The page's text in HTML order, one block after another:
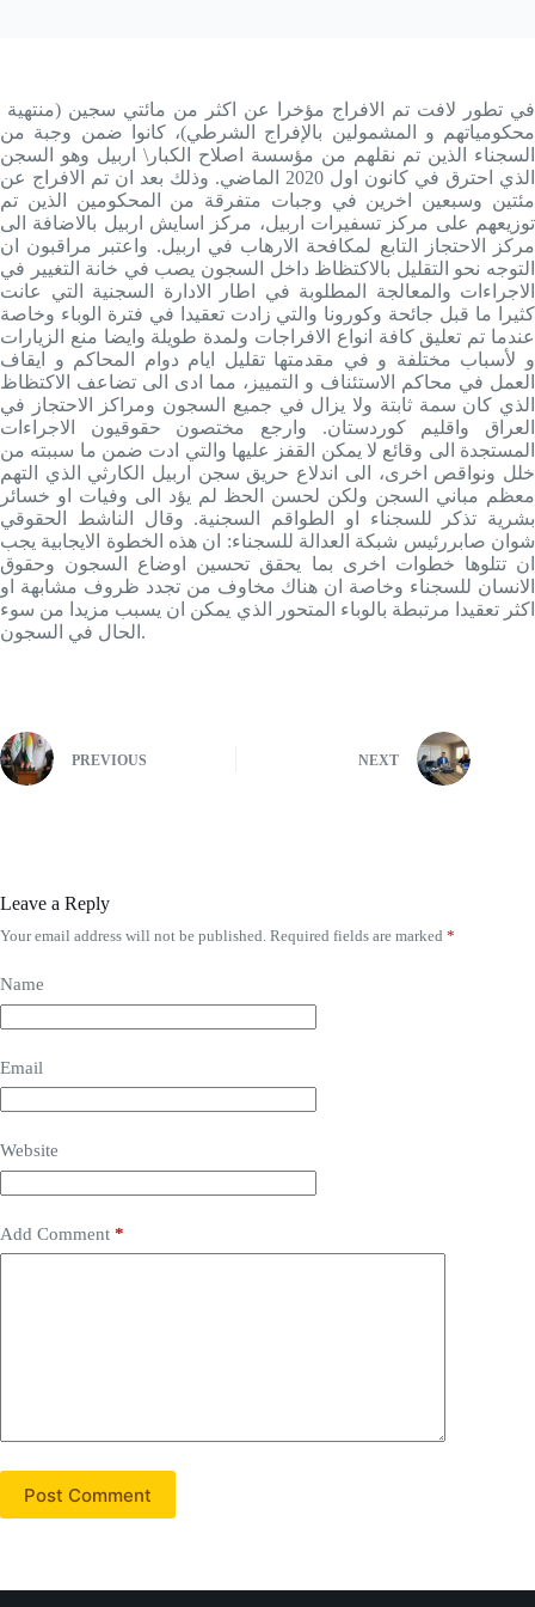
محكومياتهم و المشمولين بالإفراج الشرطي)، كانوا ضمن وجبة من
السجناء الذين تم نقلهم من مؤسسة اصلاح الكبار\ اربيل وهو السجن
الذي احترق في كانون اول 2020 الماضي. وذلك بعد ان تم الافراج عن
مئتين وسبعين اخرين في وجبات متفرقة من المحكومين الذين تم
توزيعهم على مركز تسفيرات اربيل، مركز اسايش اربيل بالاضافة الى
مركز الاحتجاز التابع لمكافحة الارهاب في اربيل. واعتبر مراقبون ان
التوجه نحو التقليل بالاكتظاظ داخل السجون يصب في خانة التغيير في
الاجراءات والمعالجة المطلوبة في اطار الادارة السجنية التي عانت
كثيرا ما قبل جائحة وكورونا والتي زادت تعقيدا في فترة الوباء وخاصة
عندما تم تعليق كافة انواع الافراجات ولمدة طويلة وايضا منع الزيارات
و لأسباب مختلفة و في مقدمتها تقليل ايام دوام المحاكم و ايقاف
العمل في محاكم الاستئناف و التمييز، مما ادى الى تضاعف الاكتظاظ
الذي كان سمة ثابتة ولا يزال في جميع السجون ومراكز الاحتجاز في
العراق واقليم كوردستان. وارجع مختصون حقوقيون الاجراءات
المستجدة الى وقائع لا يمكن القفز عليها والتي ادت ضمن ما سببته من
خلل ونواقص اخرى، الى اندلاع حريق سجن اربيل الكارثي الذي التهم
معظم مباني السجن ولكن لحسن الحظ لم يؤد الى وفيات او خسائر
بشرية تذكر للسجناء او الطواقم السجنية. وقال الناشط الحقوقي
شوان صابررئيس شبكة العدالة للسجناء: ان هذه الخطوة الايجابية يجب
ان تتلوها خطوات اخرى بما يحقق تحسين اوضاع السجون وحقوق
الانسان للسجناء وخاصة ان هناك مخاوف من تجدد ظروف مشابهة او
اكثر تعقيدا مرتبطة بالوباء المتحور الذي يمكن ان يسبب مزيدا من سوء
الحال في السجون.
PREVIOUS NEXT
Leave a Reply
Your email address will not be published. Required fields are marked *
Name
Email
Website
Add Comment *
Post Comment